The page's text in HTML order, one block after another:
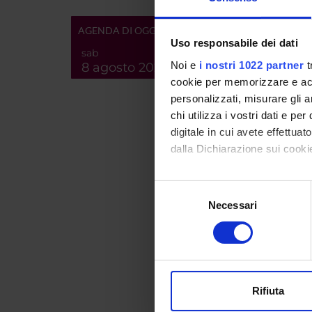
Uso responsabile dei dati
Noi e i nostri 1022 partner
cookie per memorizzare e
personalizzati, misurare gli
chi utilizza i vostri dati e per
digitale in cui avete
dalla Dichiarazione sui
Con il tuo consenso,
raccogliere
digitali).
modificare o ritirare il tuo
Necessari
Rifiuta
AGENDA DI OGGI
sab
8 agosto 2026
Handle
ultima
Le